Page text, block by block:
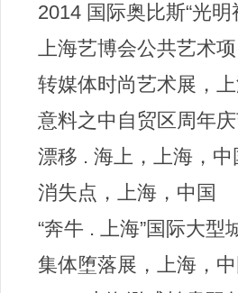
2014 国际奥比斯“光
上海艺博会公共艺术
转媒体时尚艺术展，
意料之中自贸区周年
漂移 . 海上，上海，中
消失点，上海，中国
“奔牛 . 上海”国际大
集体堕落展，上海，中